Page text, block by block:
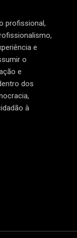
profissional,
e
o
e
dos
à